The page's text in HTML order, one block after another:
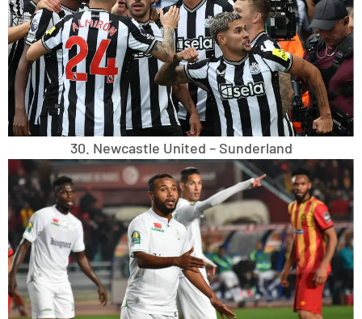
30. Newcastle United – Sunderland